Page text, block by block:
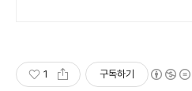
1 구독하기